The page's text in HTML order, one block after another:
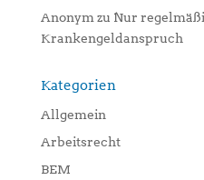
Anonym zu Nur
Krankengeldanspruch
Kategorien
Allgemein
Arbeitsrecht
BEM